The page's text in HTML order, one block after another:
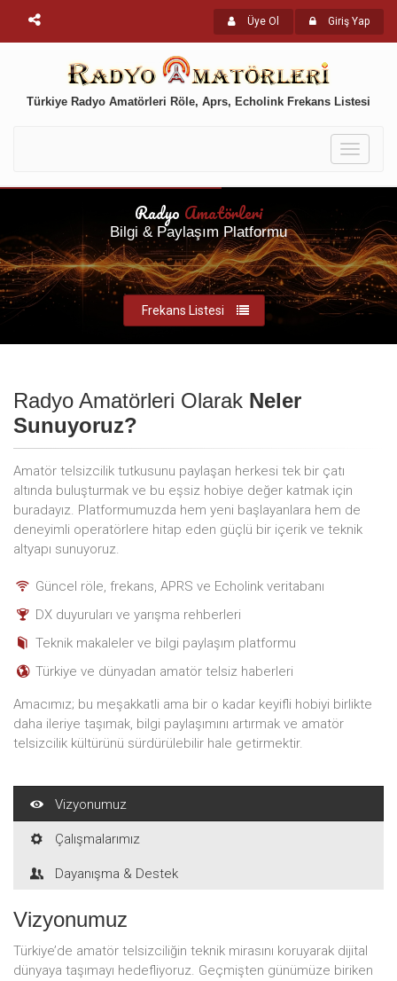
Üye Ol Giriş Yap
Türkiye Radyo Amatörleri Röle, Aprs, Echolink Frekans Listesi
Toggle
Radyo Amatörleri
Bilgi & Paylaşım Platformu
Frekans Listesi
Radyo Amatörleri Olarak Neler
Sunuyoruz?
Amatör telsizcilik tutkusunu paylaşan herkesi tek bir çatı
altında buluşturmak ve bu eşsiz hobiye değer katmak için
buradayız. Platformumuzda hem yeni başlayanlara hem de
deneyimli operatörlere hitap eden güçlü bir içerik ve teknik
altyapı sunuyoruz.
Güncel röle, frekans, APRS ve Echolink veritabanı
DX duyuruları ve yarışma rehberleri
Teknik makaleler ve bilgi paylaşım platformu
Türkiye ve dünyadan amatör telsiz haberleri
Amacımız; bu meşakkatli ama bir o kadar keyifli hobiyi birlikte
daha ileriye taşımak, bilgi paylaşımını artırmak ve amatör
telsizcilik kültürünü sürdürülebilir hale getirmektir.
Vizyonumuz
Çalışmalarımız
Dayanışma & Destek
Vizyonumuz
Türkiye’de amatör telsizciliğin teknik mirasını koruyarak dijital
dünyaya taşımayı hedefliyoruz. Geçmişten günümüze biriken